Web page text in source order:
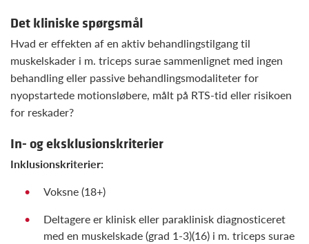
Det kliniske spørgsmål
Hvad er effekten af en aktiv behandlingstilgang til
muskelskader i m. triceps surae sammenlignet med ingen
behandling eller passive behandlingsmodaliteter for
nyopstartede motionsløbere, målt på RTS-tid eller risikoen
for reskader?
In- og eksklusionskriterier
Inklusionskriterier:
Voksne (18+)
Deltagere er klinisk eller paraklinisk diagnosticeret
med en muskelskade (grad 1-3)(16) i m. triceps surae